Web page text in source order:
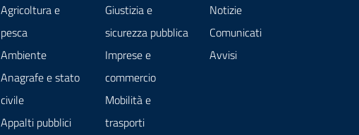
Agricoltura e
pesca
Ambiente
Anagrafe e stato
civile
Appalti pubblici
Giustizia e
sicurezza pubblica
Imprese e
commercio
Mobilità e
trasporti
Notizie
Comunicati
Avvisi